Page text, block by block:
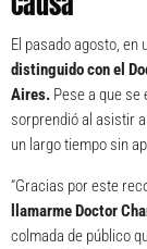
El pasado agosto, en
distinguido con el
Aires. Pese a que
sorprendió al asistir
un largo tiempo sin
“Gracias por este
llamarme Doctor
colmada de público